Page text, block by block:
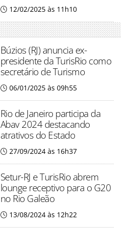
12/02/2025 às 11h10
Búzios (RJ) anuncia ex-
presidente da TurisRio como
secretário de Turismo
06/01/2025 às 09h55
Rio de Janeiro participa da
Abav 2024 destacando
atrativos do Estado
27/09/2024 às 16h37
Setur-RJ e TurisRio abrem
lounge receptivo para o G20
no Rio Galeão
13/08/2024 às 12h22